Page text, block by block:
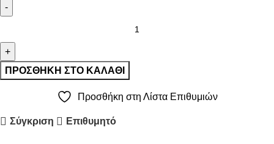
ΠΡΟΣΘΉΚΗ ΣΤΟ ΚΑΛΆΘΙ
Προσθήκη στη Λίστα Επιθυμιών
Σύγκριση Επιθυμητό